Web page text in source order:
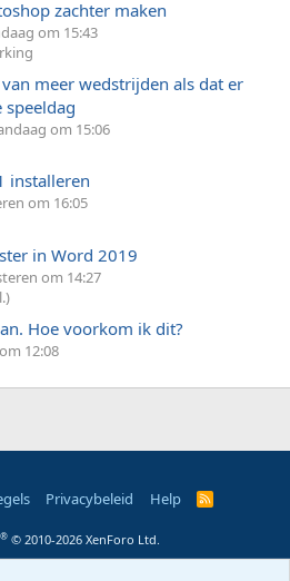
zachter maken
om 15:43
meer wedstrijden als dat er
speeldag
om 15:06
installeren
om 16:05
in Word 2019
om 14:27
Hoe voorkom ik dit?
12:08
Privacybeleid Help
R
® © 2010-2026 XenForo Ltd.